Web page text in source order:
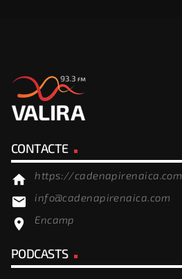
CONTACTE
home https://cadenapirenaica.com
email info@cadenapirenaica.com
location_on Encamp
PODCASTS